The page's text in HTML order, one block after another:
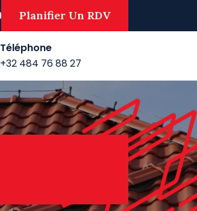
Planifier Un RDV
Téléphone
+32 484 76 88 27